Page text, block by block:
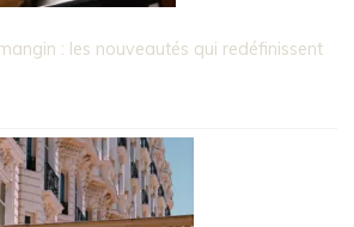
: les nouveautés qui redéfinissent